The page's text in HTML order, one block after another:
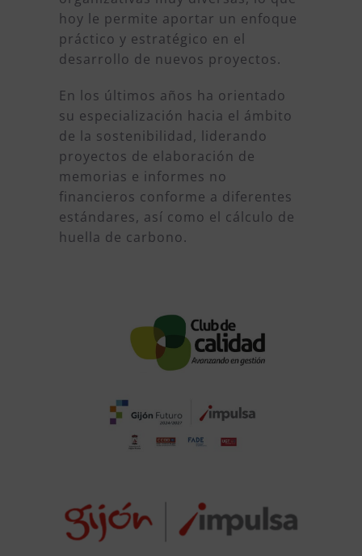
hoy le permite aportar un enfoque
práctico y estratégico en el
desarrollo de nuevos proyectos.
En los últimos años ha orientado
su especialización hacia el ámbito
de la sostenibilidad, liderando
proyectos de elaboración de
memorias e informes no
financieros conforme a diferentes
estándares, así como el cálculo de
huella de carbono.